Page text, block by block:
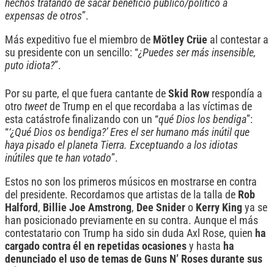
hechos tratando de sacar beneficio público/político a
expensas de otros”.
Más expeditivo fue el miembro de Mötley Crüe al contestar a
su presidente con un sencillo: “¿Puedes ser más insensible,
puto idiota?”.
Por su parte, el que fuera cantante de Skid Row respondía a
otro tweetde Trump en el que recordaba a las víctimas de
esta catástrofe finalizando con un “qué Dios los bendiga”:
“‘¿Qué Dios os bendiga?’ Eres el ser humano más inútil que
haya pisado el planeta Tierra. Exceptuando a los idiotas
inútiles que te han votado”.
Estos no son los primeros músicos en mostrarse en contra
del presidente. Recordamos que artistas de la talla de Rob
Halford , Billie Joe Amstrong, Dee Snider o Kerry King ya se
han posicionado previamente en su contra. Aunque el más
contestatario con Trump ha sido sin duda Axl Rose, quien ha
cargado contra él en repetidas ocasiones y hasta ha
denunciado el uso de temas de Guns N’ Roses durante sus